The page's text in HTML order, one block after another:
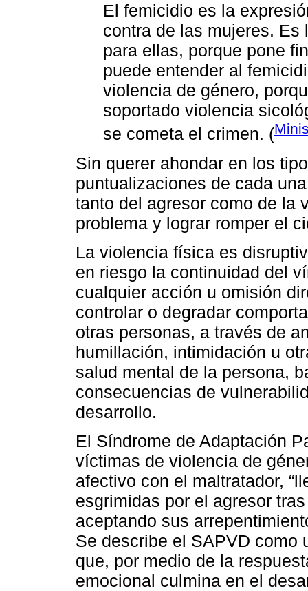
El femicidio es la
contra de las mujeres.
para ellas, porque pone
puede entender al
violencia de género,
soportado violencia
se cometa el crimen. (
Sin querer ahondar en los
puntualizaciones de cada
tanto del agresor como de la
problema y lograr romper el
La violencia física es
en riesgo la continuidad del
cualquier acción u omisión
controlar o degradar
otras personas, a través de
humillación, intimidación u
salud mental de la persona,
consecuencias de
desarrollo.
El Síndrome de Adaptación
víctimas de violencia de
afectivo con el maltratador,
esgrimidas por el agresor
aceptando sus
Se describe el SAPVD como
que, por medio de la
emocional culmina en el